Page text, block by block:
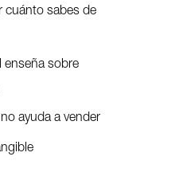
cuánto sabes de
enseña sobre
ayuda a vender